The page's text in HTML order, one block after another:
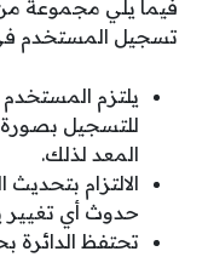
فيما يلي مجموعة من
تسجيل المستخدم
يلتزم
للتسجيل
المعد لذلك.
الالتزام
حدوث أي تغيير
تحتفظ الدائرة